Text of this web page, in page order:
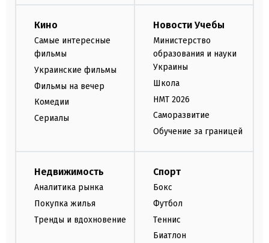
Кино
Самые интересные
фильмы
Украинские фильмы
Фильмы на вечер
Комедии
Сериалы
Новости Учебы
Министерство
образования и науки
Украины
Школа
НМТ 2026
Саморазвитие
Обучение за границей
Недвижимость
Аналитика рынка
Покупка жилья
Тренды и вдохновение
Спорт
Бокс
Футбол
Теннис
Биатлон